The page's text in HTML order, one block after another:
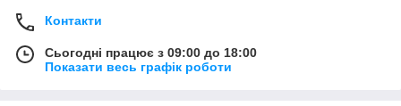
Контакти
Сьогодні працює з 09:00 до 18:00
Показати весь графік роботи